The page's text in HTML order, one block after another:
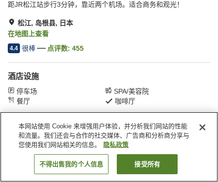
距JR松江站步行3分钟，靠近两个机场。适合商务和观光！
松江, 岛根县, 日本
在地图上查看
4.4 很棒 点评数: 455
酒店设施
停车场
SPA/美容院
餐厅
咖啡厅
首页 日本 岛根县 松江 东急松江卓越大酒店
搜索客房
本网站使用 Cookie 来增强用户体验，并分析我们网站的性能
和流量。我们还会与合作的社交媒体、广告商和分析商分享与
您使用我们网站相关的信息。
隐私政策
不得出售我的个人信息 接受所有